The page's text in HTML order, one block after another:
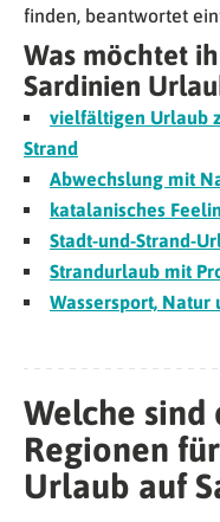
finden, beantwortet
Was möchtet
Sardinien
vielfältigen Urlaub
Strand
Abwechslung mit
katalanisches
Stadt-und-Strand-
Strandurlaub mit
Wassersport, Natur
Welche
Regionen
Urlaub auf